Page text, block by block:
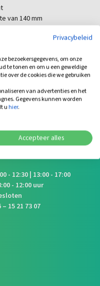
van 140 mm
- 12:30 | 13:00 - 17:00
- 12:00 uur
– 15 21 73 07
Privacybeleid
bezoekersgegevens, om onze
te tonen en om u een geweldige
over de cookies die we gebruiken
van advertenties en het
Gegevens kunnen worden
uhier.
Accepteer alles